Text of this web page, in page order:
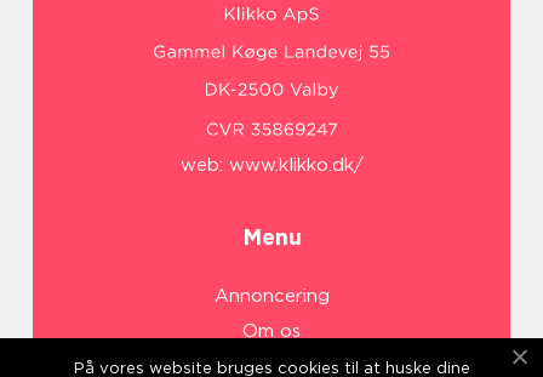
web: www.klikko.dk/
Menu
Annoncering
Om os
Cookies
På vores website bruges cookies til at huske dine